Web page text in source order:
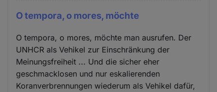
O tempora, o mores, möchte
O tempora, o mores, möchte man ausrufen. Der
UNHCR als Vehikel zur Einschränkung der
Meinungsfreiheit ... Und die sicher eher
geschmacklosen und nur eskalierenden
Koranverbrennungen wiederum als Vehikel dafür,